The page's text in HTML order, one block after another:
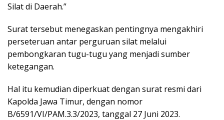
Silat di Daerah.”
Surat tersebut menegaskan pentingnya mengakhiri
perseteruan antar perguruan silat melalui
pembongkaran tugu-tugu yang menjadi sumber
ketegangan.
Hal itu kemudian diperkuat dengan surat resmi dari
Kapolda Jawa Timur, dengan nomor
B/6591/VI/PAM.3.3/2023, tanggal 27 Juni 2023.